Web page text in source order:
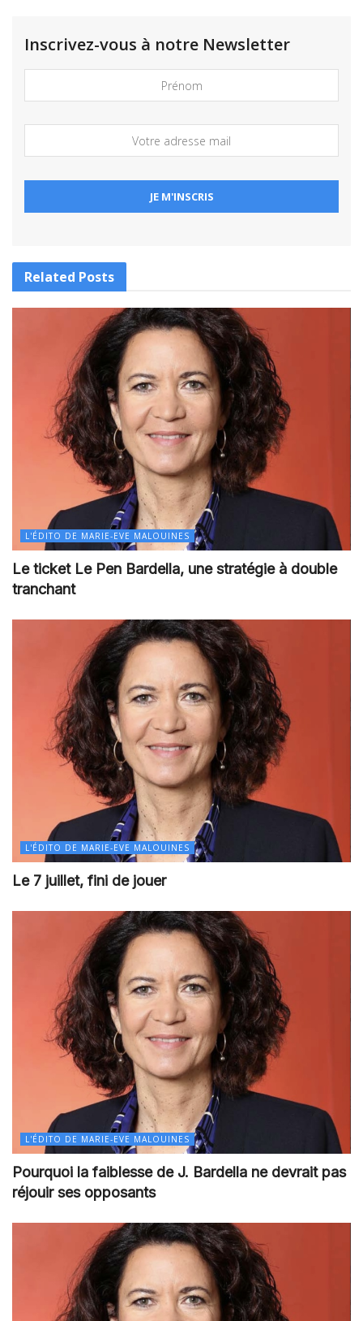
Inscrivez-vous à notre Newsletter
Related Posts
L'ÉDITO DE MARIE-EVE MALOUINES
Le ticket Le Pen Bardella, une stratégie à double
tranchant
L'ÉDITO DE MARIE-EVE MALOUINES
Le 7 juillet, fini de jouer
L'ÉDITO DE MARIE-EVE MALOUINES
Pourquoi la faiblesse de J. Bardella ne devrait pas
réjouir ses opposants